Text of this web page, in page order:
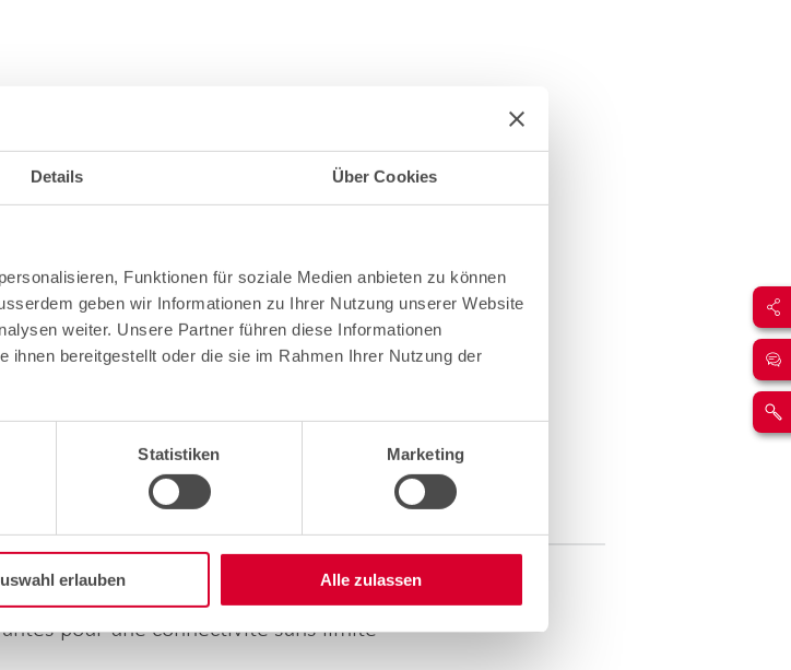
Details Über Cookies
Funktionen für soziale Medien anbieten zu können
geben wir Informationen zu Ihrer Nutzung unserer Website
weiter. Unsere Partner führen diese Informationen
ihnen bereitgestellt oder die sie im Rahmen Ihrer Nutzung der
Statistiken Marketing
erlauben Alle zulassen
Engineering
pour une connectivité sans limite